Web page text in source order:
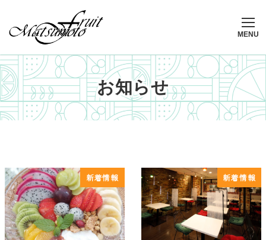
ン
コ
ン
テ
ン
ツ
へ
MENU
お知らせ
新着情報 新着情報